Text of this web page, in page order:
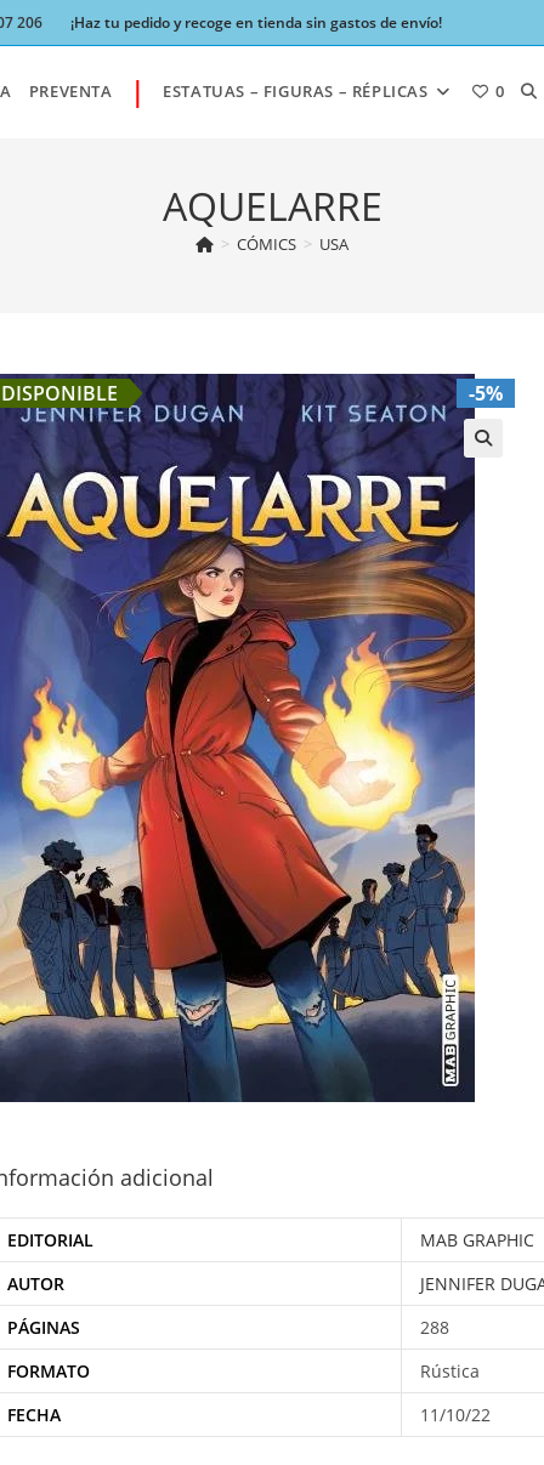
206 ¡Haz tu pedido y recoge en tienda sin gastos de envío!
PREVENTA | ESTATUAS – FIGURAS – RÉPLICAS 0
AQUELARRE
> CÓMICS > USA
DISPONIBLE -5%
adicional
EDITORIAL
MAB GRAPHIC
AUTOR
JENNIFER
PÁGINAS
288
FORMATO
Rústica
FECHA
11/10/22